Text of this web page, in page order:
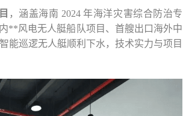
，涵盖海南 2024 年海洋灾害综合防治专
**风电无人艇船队项目、首艘出口海外中
能巡逻无人艇顺利下水，技术实力与项目